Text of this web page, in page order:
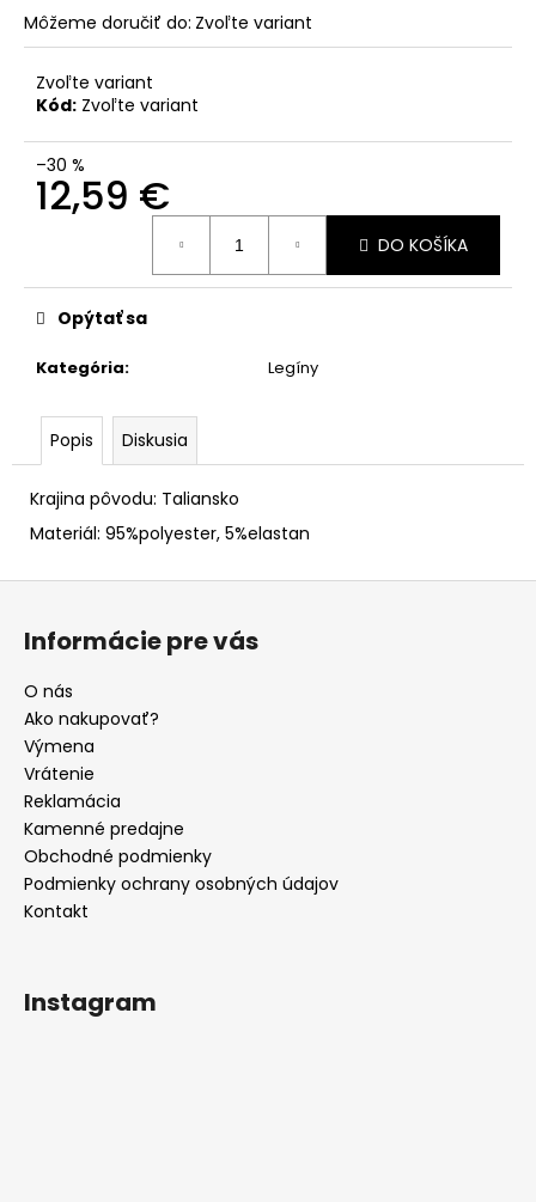
Môžeme doručiť do: Zvoľte variant
Zvoľte variant
Kód: Zvoľte variant
–30 %
12,59 €
DO KOŠÍKA
Kategória: Legíny
Opýtať sa
Popis Diskusia
Krajina pôvodu: Taliansko
Materiál: 95%polyester, 5%elastan
Informácie pre vás
O nás
Ako nakupovať?
Výmena
Vrátenie
Reklamácia
Kamenné predajne
Obchodné podmienky
Podmienky ochrany osobných údajov
Kontakt
Instagram